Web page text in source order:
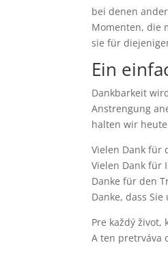
bei denen
Momenten, die
sie für
Ein
Dankbarkeit
Anstrengung
halten wir
Vielen Dank für
Vielen Dank für
Danke für den
Danke, dass
Pre každý život,
A ten pretrváva